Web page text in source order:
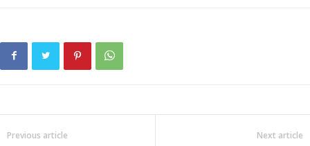
Previous article Next article